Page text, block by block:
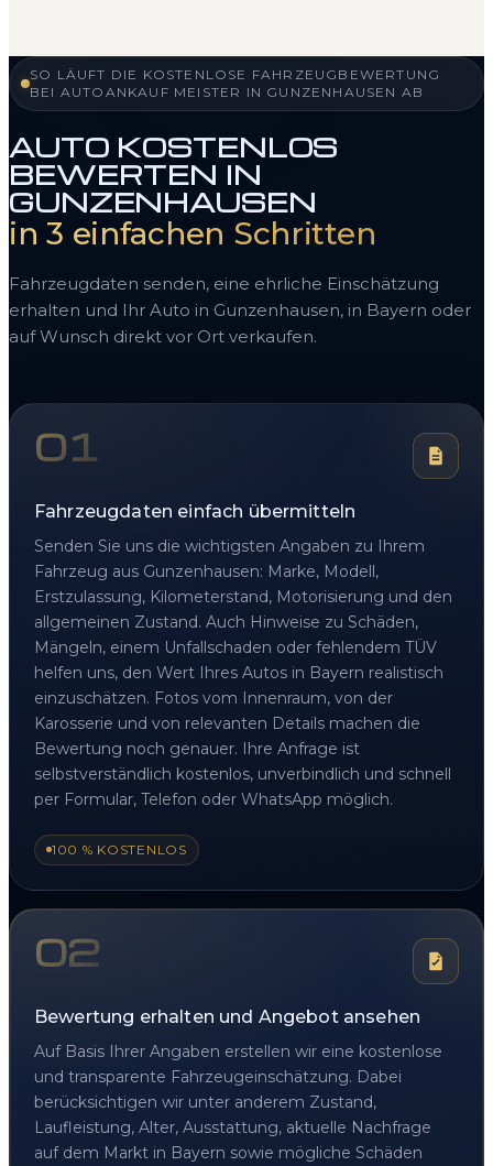
SO LÄUFT DIE KOSTENLOSE FAHRZEUGBEWERTUNG
BEI AUTOANKAUF MEISTER IN GUNZENHAUSEN AB
AUTO KOSTENLOS
BEWERTEN IN
GUNZENHAUSEN
in 3 einfachen Schritten
Fahrzeugdaten senden, eine ehrliche Einschätzung
erhalten und Ihr Auto in Gunzenhausen, in Bayern oder
auf Wunsch direkt vor Ort verkaufen.
01
Fahrzeugdaten einfach übermitteln
Senden Sie uns die wichtigsten Angaben zu Ihrem
Fahrzeug aus Gunzenhausen: Marke, Modell,
Erstzulassung, Kilometerstand, Motorisierung und den
allgemeinen Zustand. Auch Hinweise zu Schäden,
Mängeln, einem Unfallschaden oder fehlendem TÜV
helfen uns, den Wert Ihres Autos in Bayern realistisch
einzuschätzen. Fotos vom Innenraum, von der
Karosserie und von relevanten Details machen die
Bewertung noch genauer. Ihre Anfrage ist
selbstverständlich kostenlos, unverbindlich und schnell
per Formular, Telefon oder WhatsApp möglich.
100 % KOSTENLOS
02
Bewertung erhalten und Angebot ansehen
Auf Basis Ihrer Angaben erstellen wir eine kostenlose
und transparente Fahrzeugeinschätzung. Dabei
berücksichtigen wir unter anderem Zustand,
Laufleistung, Alter, Ausstattung, aktuelle Nachfrage
auf dem Markt in Bayern sowie mögliche Schäden